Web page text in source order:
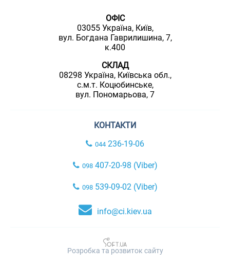
ОФІС
03055 Україна, Київ,
вул. Богдана Гаврилишина, 7,
к.400
СКЛАД
08298 Україна, Київська обл.,
с.м.т. Коцюбинське,
вул. Пономарьова, 7
КОНТАКТИ
044 236-19-06
098407-20-98 (Viber)
098539-09-02 (Viber)
info@ci.kiev.ua
Розробка та розвиток сайту